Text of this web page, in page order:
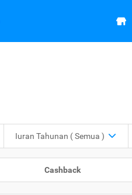
Iuran Tahunan ( Semua )
Cashback